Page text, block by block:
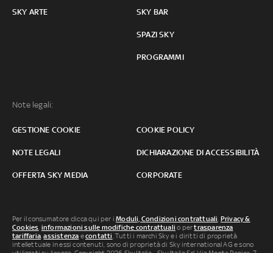
SKY ARTE SKY BAR
SPAZI SKY
PROGRAMMI
Note legali:
GESTIONE COOKIE COOKIE POLICY
NOTE LEGALI DICHIARAZIONE DI ACCESSIBILITÀ
OFFERTA SKY MEDIA CORPORATE
Per il consumatore clicca qui per iModuli, Condizioni contrattuali, Privacy &
Cookies, informazioni sulle modifiche contrattuali o pertrasparenza
tariffaria,assistenza econtatti. Tutti i marchi Sky e i diritti di proprietà
intellettuale in essi contenuti, sono di proprietà di Sky international AG e sono